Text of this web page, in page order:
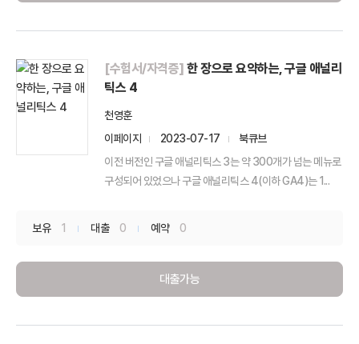
[수험서/자격증] 한 장으로 요약하는, 구글 애널리
틱스 4
천영훈
이페이지
2023-07-17
북큐브
이전 버전인 구글 애널리틱스 3는 약 300개가 넘는 메뉴로
구성되어 있었으나 구글 애널리틱스 4(이하 GA4)는 1...
보유 1 대출 0 예약 0
대출가능